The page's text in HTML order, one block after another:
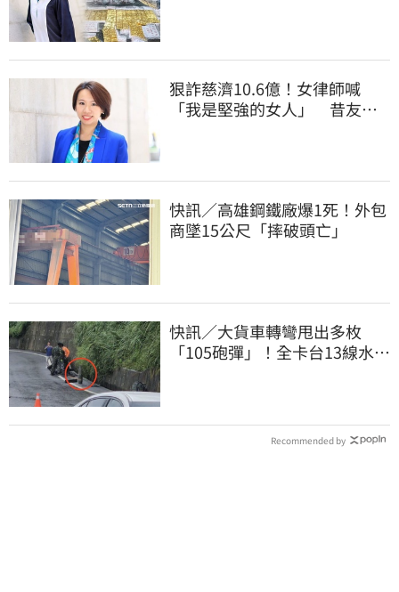
狠詐慈濟10.6億！女律師喊
「我是堅強的女人」 昔友人
快訊／高雄鋼鐵廠爆1死！外包
商墜15公尺「摔破頭亡」
快訊／大貨車轉彎甩出多枚
「105砲彈」！全卡台13線水
Recommended by